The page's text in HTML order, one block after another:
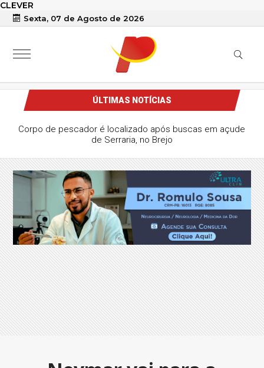
CLEVER
Sexta, 07 de Agosto de 2026
ÚLTIMAS NOTÍCIAS
Corpo de pescador é localizado após buscas em açude
de Serraria, no Brejo